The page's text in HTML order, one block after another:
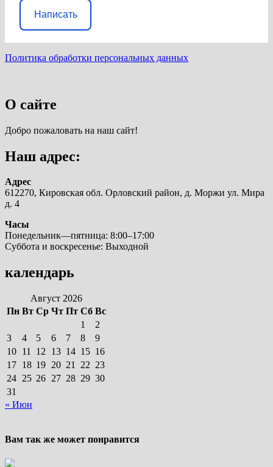
Написать
Политика обработки персональных данных
О сайте
Добро пожаловать на наш сайт!
Наш адрес:
Адрес
612270, Кировская обл. Орловский район, д. Моржи ул. Мира
д. 4
Часы
Понедельник—пятница: 8:00–17:00
Суббота и воскресенье: Выходной
календарь
Август 2026
Пн Вт Ср Чт Пт Сб Вс
1
2
3
4 5 6 7 8
9
10 11 12 13 14 15 16
17 18 19 20 21 22 23
24 25 26 27 28 29 30
31
« Июн
Вам так же может понравится